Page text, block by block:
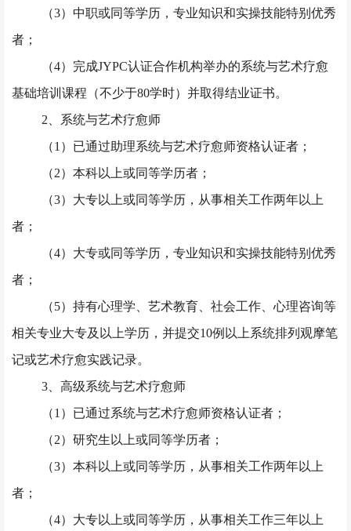
（3）中职或同等学历，专业知识和实操技能特别优秀
者；
（4）完成JYPC认证合作机构举办的系统与艺术疗愈
基础培训课程（不少于80学时）并取得结业证书。
2、系统与艺术疗愈师
（1）已通过助理系统与艺术疗愈师资格认证者；
（2）本科以上或同等学历者；
（3）大专以上或同等学历，从事相关工作两年以上
者；
（4）大专或同等学历，专业知识和实操技能特别优秀
者；
（5）持有心理学、艺术教育、社会工作、心理咨询等
相关专业大专及以上学历，并提交10例以上系统排列观摩笔
记或艺术疗愈实践记录。
3、高级系统与艺术疗愈师
（1）已通过系统与艺术疗愈师资格认证者；
（2）研究生以上或同等学历者；
（3）本科以上或同等学历，从事相关工作两年以上
者；
（4）大专以上或同等学历，从事相关工作三年以上